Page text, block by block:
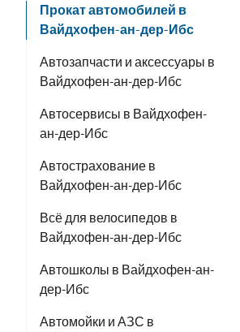
Прокат автомобилей в
Вайдхофен-ан-дер-Ибс
Автозапчасти и аксессуары в
Вайдхофен-ан-дер-Ибс
Автосервисы в Вайдхофен-
ан-дер-Ибс
Автострахование в
Вайдхофен-ан-дер-Ибс
Всё для велосипедов в
Вайдхофен-ан-дер-Ибс
Автошколы в Вайдхофен-ан-
дер-Ибс
Автомойки и АЗС в